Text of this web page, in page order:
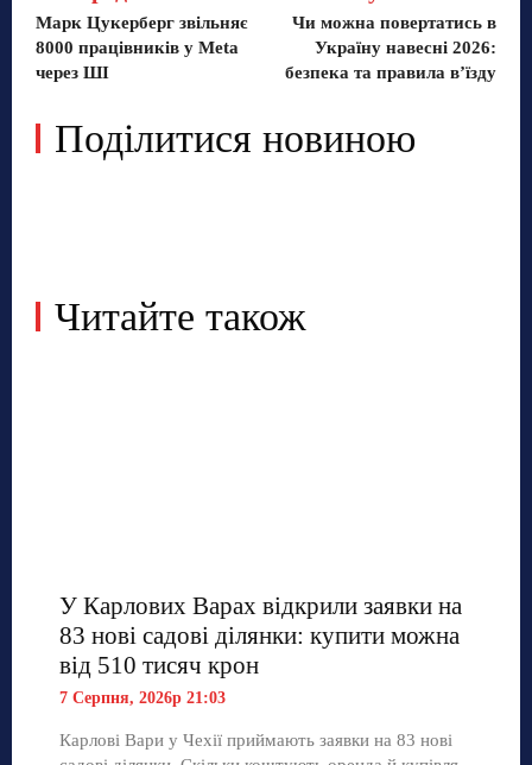
Марк Цукерберг звільняє
8000 працівників у Meta
через ШІ
Чи можна повертатись в
Україну навесні 2026:
безпека та правила в’їзду
Поділитися новиною
Читайте також
У Карлових Варах відкрили заявки на
83 нові садові ділянки: купити можна
від 510 тисяч крон
7 Серпня, 2026р 21:03
Карлові Вари у Чехії приймають заявки на 83 нові